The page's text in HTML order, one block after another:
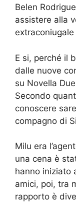
Belen
assistere alla
E si, perché il
dalle nuove
su Novella
Secondo
conoscere
compagno di
Milu era
una cena è
hanno iniziato
amici, poi, tra
rapporto è